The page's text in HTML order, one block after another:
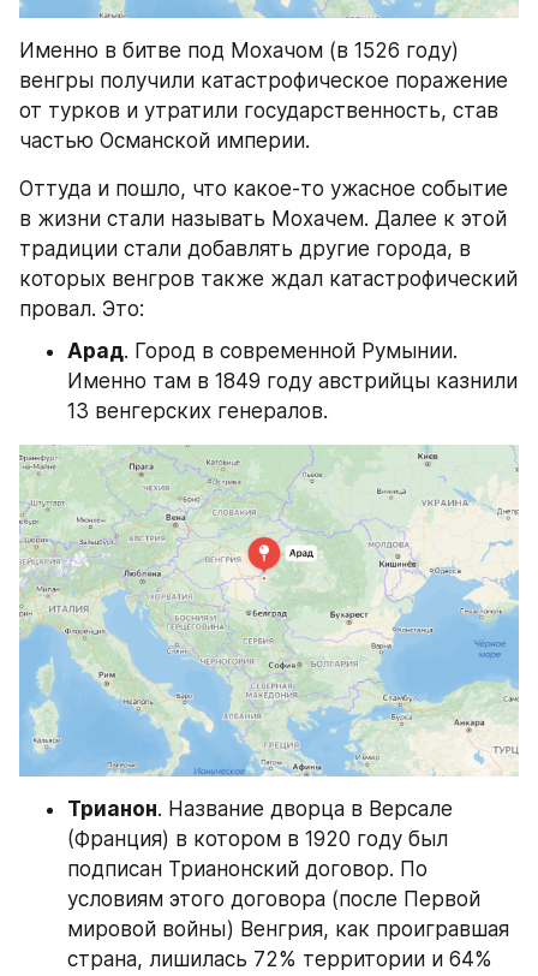
Именно в битве под Мохачом (в 1526 году)
венгры получили катастрофическое поражение
от турков и утратили государственность, став
частью Османской империи.
Оттуда и пошло, что какое-то ужасное событие
в жизни стали называть Мохачем. Далее к этой
традиции стали добавлять другие города, в
которых венгров также ждал катастрофический
провал. Это:
Арад. Город в современной Румынии.
Именно там в 1849 году австрийцы казнили
13 венгерских генералов.
Трианон. Название дворца в Версале
(Франция) в котором в 1920 году был
подписан Трианонский договор. По
условиям этого договора (после Первой
мировой войны) Венгрия, как проигравшая
страна, лишилась 72% территории и 64%